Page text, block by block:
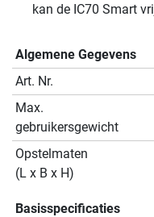
kan de IC70 Smart
Algemene Gegevens
Art. Nr.
Max.
gebruikersgewicht
Opstelmaten
(L x B x H)
Basisspecificaties